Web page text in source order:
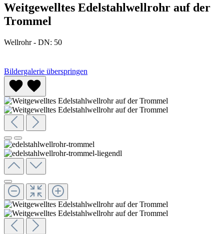
Weitgewelltes Edelstahlwellrohr auf der
Trommel
Wellrohr - DN: 50
Bildergalerie überspringen